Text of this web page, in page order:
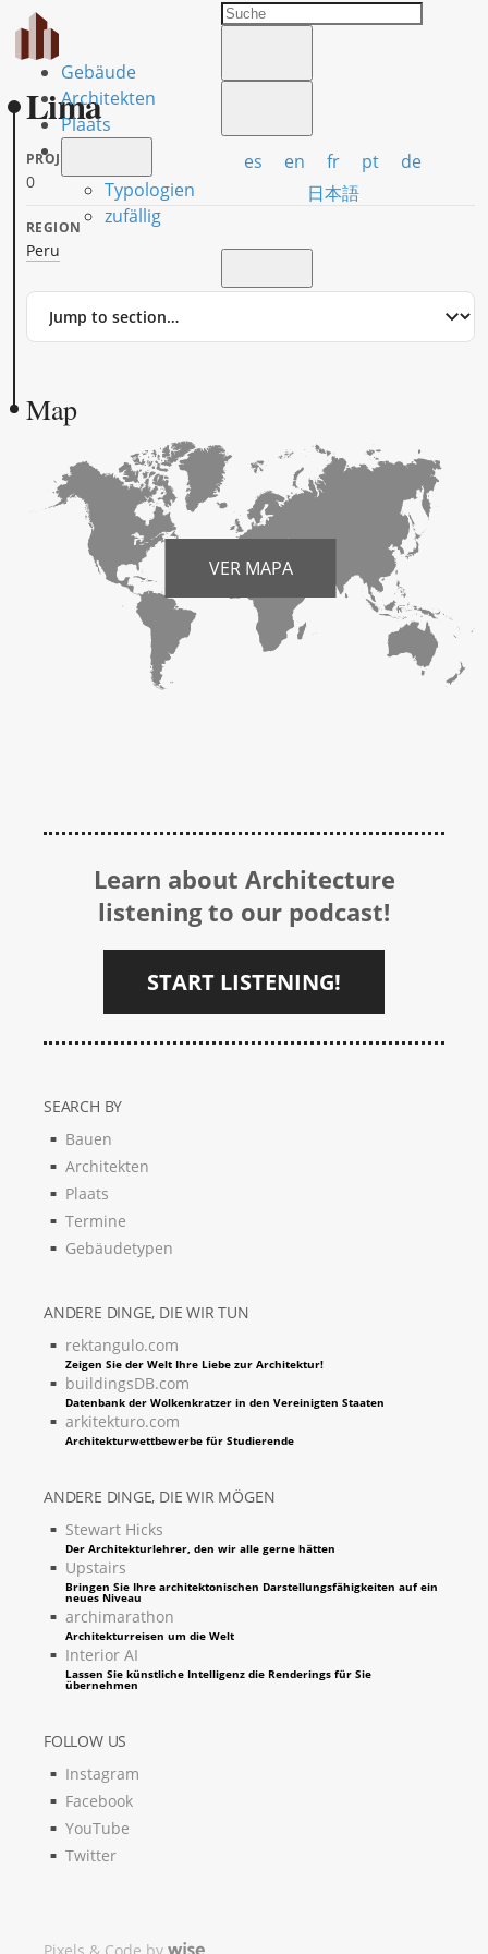
Gebäude
Architekten
Plaats
Typologien
zufällig
es en fr pt
de
日本語
Lima
PROJECTS
0
REGION
Peru
Jump
Map
VER MAPA
Learn about Architecture
listening to our podcast!
START LISTENING!
SEARCH BY
Bauen
Architekten
Plaats
Termine
Gebäudetypen
ANDERE DINGE, DIE WIR TUN
rektangulo.com
Zeigen Sie der Welt Ihre Liebe zur Architektur!
buildingsDB.com
Datenbank der Wolkenkratzer in den Vereinigten Staaten
arkitekturo.com
Architekturwettbewerbe für Studierende
ANDERE DINGE, DIE WIR MÖGEN
Stewart Hicks
Der Architekturlehrer, den wir alle gerne hätten
Upstairs
Bringen Sie Ihre architektonischen Darstellungsfähigkeiten auf ein
neues Niveau
archimarathon
Architekturreisen um die Welt
Interior AI
Lassen Sie künstliche Intelligenz die Renderings für Sie
übernehmen
FOLLOW US
Instagram
Facebook
YouTube
Twitter
Pixels & Code by